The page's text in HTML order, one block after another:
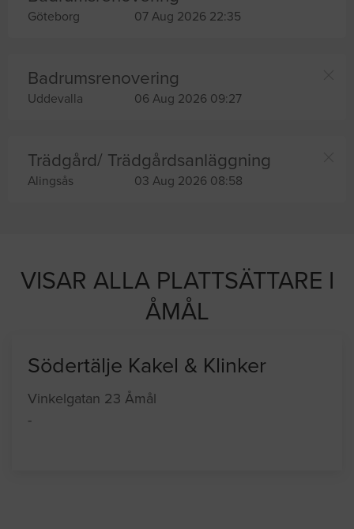
Göteborg 07 Aug 2026 22:35
Badrumsrenovering
Uddevalla 06 Aug 2026 09:27
Trädgård/ Trädgårdsanläggning
Alingsås 03 Aug 2026 08:58
VISAR ALLA PLATTSÄTTARE I
ÅMÅL
Södertälje Kakel & Klinker
Vinkelgatan 23 Åmål
-